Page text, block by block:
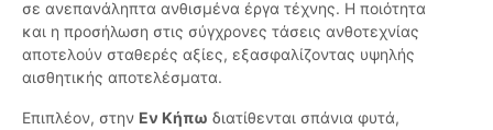
σε ανεπανάληπτα ανθισμένα έργα τέχνης. Η ποιότητα
και η προσήλωση στις σύγχρονες τάσεις ανθοτεχνίας
αποτελούν σταθερές αξίες, εξασφαλίζοντας υψηλής
αισθητικής αποτελέσματα.
Επιπλέον, στην Εν Κήπω διατίθενται σπάνια φυτά,